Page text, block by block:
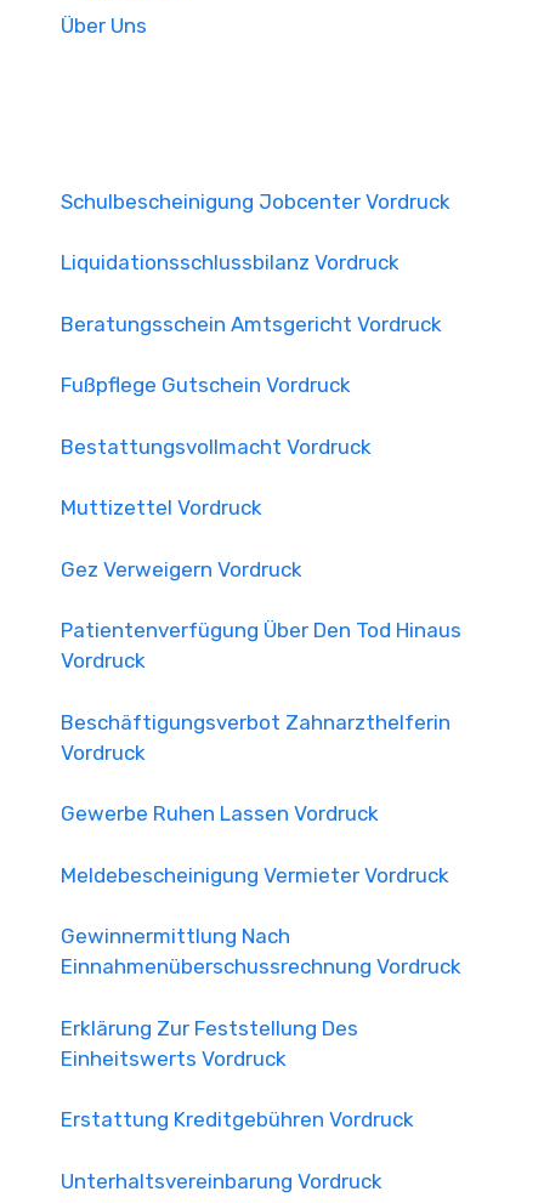
Über Uns
Schulbescheinigung Jobcenter Vordruck
Liquidationsschlussbilanz Vordruck
Beratungsschein Amtsgericht Vordruck
Fußpflege Gutschein Vordruck
Bestattungsvollmacht Vordruck
Muttizettel Vordruck
Gez Verweigern Vordruck
Patientenverfügung Über Den Tod Hinaus
Vordruck
Beschäftigungsverbot Zahnarzthelferin
Vordruck
Gewerbe Ruhen Lassen Vordruck
Meldebescheinigung Vermieter Vordruck
Gewinnermittlung Nach
Einnahmenüberschussrechnung Vordruck
Erklärung Zur Feststellung Des
Einheitswerts Vordruck
Erstattung Kreditgebühren Vordruck
Unterhaltsvereinbarung Vordruck